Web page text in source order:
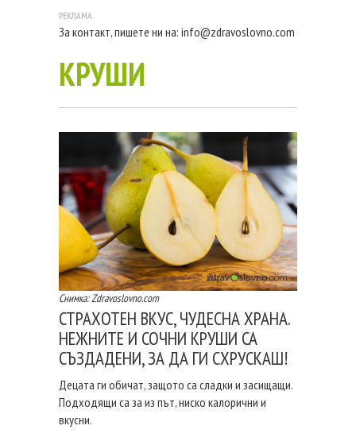
За контакт, пишете ни на: info@zdravoslovno.com
КРУШИ
Снимка: Zdravoslovno.com
СТРАХОТЕН ВКУС, ЧУДЕСНА ХРАНА.
НЕЖНИТЕ И СОЧНИ КРУШИ СА
СЪЗДАДЕНИ, ЗА ДА ГИ СХРУСКАШ!
Децата ги обичат, защото са сладки и засищащи.
Подходящи са за из път, ниско калорични и
вкусни.